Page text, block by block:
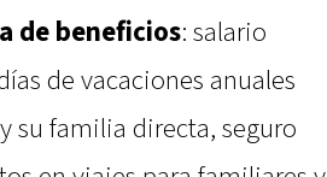
de beneficios: salario
de vacaciones anuales
su familia directa, seguro